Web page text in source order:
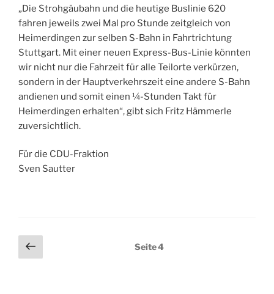
„Die Strohgäubahn und die heutige Buslinie 620
fahren jeweils zwei Mal pro Stunde zeitgleich von
Heimerdingen zur selben S-Bahn in Fahrtrichtung
Stuttgart. Mit einer neuen Express-Bus-Linie könnten
wir nicht nur die Fahrzeit für alle Teilorte verkürzen,
sondern in der Hauptverkehrszeit eine andere S-Bahn
andienen und somit einen ¼-Stunden Takt für
Heimerdingen erhalten“, gibt sich Fritz Hämmerle
zuversichtlich.
Für die CDU-Fraktion
Sven Sautter
Seitennummerierung
der
Vorherige
Seite
Seite4